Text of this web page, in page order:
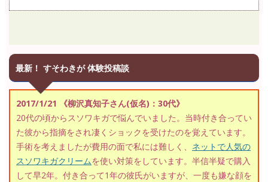
最新！ すそわきが 体験投稿談
2017/1/21 《柳沢真知子さん(仮名)：30代》
20代の頃からスソワキガで悩んでいました。当時付き合ってい
た彼から指摘をされ凄くショックを受けたのを覚えています。
手術を考えましたが費用の面で私には難しく、 ネットで人気の
スソワキガクリームを使い対策をしています。半信半疑で購入
して早2年。付き合って1年の彼氏がいますが、一度も嫌な顔を